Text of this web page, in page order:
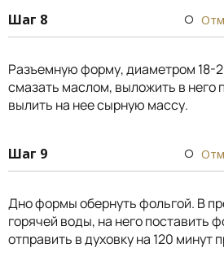
Шаг 8
Разъемную форму, диаметром 18-
смазать маслом, выложить в него
вылить на нее сырную массу.
Шаг 9
Дно формы обернуть фольгой. В
горячей воды, на него поставить
отправить в духовку на 120 минут